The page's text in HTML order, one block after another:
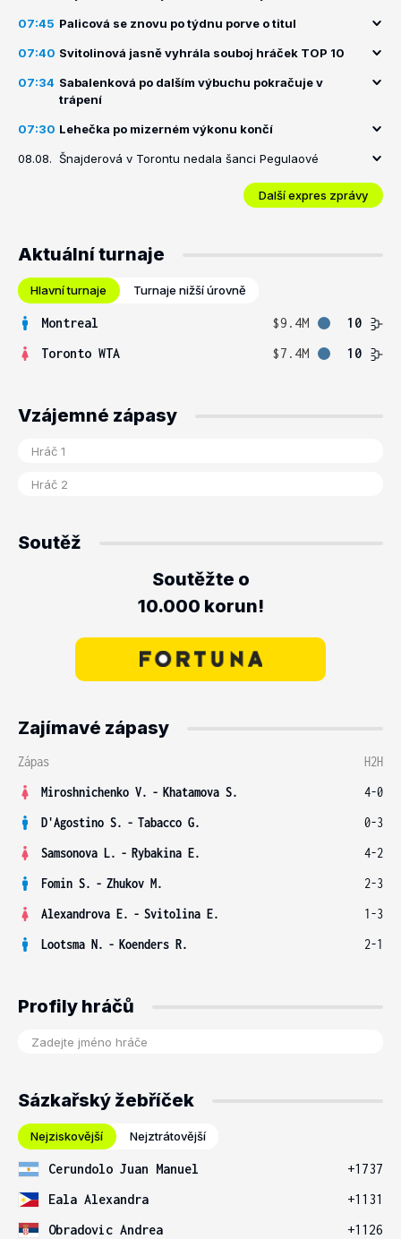
07:45 Palicová se znovu po týdnu porve o titul
07:40 Svitolinová jasně vyhrála souboj hráček TOP 10
07:34 Sabalenková po dalším výbuchu pokračuje v
trápení
07:30 Lehečka po mizerném výkonu končí
08.08. Šnajderová v Torontu nedala šanci Pegulaové
Další expres zprávy
Aktuální turnaje
Hlavní turnaje Turnaje nižší úrovně
Montreal $9.4M
10
Toronto WTA
$7.4M 10
Vzájemné zápasy
Soutěž
Soutěžte o
10.000 korun!
Zajímavé zápasy
Zápas
H2H
Miroshnichenko V. - Khatamova S.
4-0
D'Agostino S. - Tabacco G.
0-3
Samsonova L. - Rybakina E.
4-2
Fomin S. - Zhukov M.
2-3
Alexandrova E. - Svitolina E.
1-3
Lootsma N. - Koenders R. 2-1
Profily hráčů
Sázkařský žebříček
Nejziskovější Nejztrátovější
Cerundolo Juan Manuel
+1737
Eala Alexandra
+1131
Obradovic Andrea
+1126